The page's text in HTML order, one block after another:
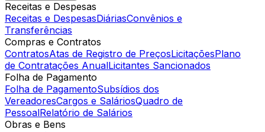
Receitas e Despesas
Receitas e DespesasDiáriasConvênios e
Transferências
Compras e Contratos
ContratosAtas de Registro de PreçosLicitaçõesPlano
de Contratações AnualLicitantes Sancionados
Folha de Pagamento
Folha de PagamentoSubsídios dos
VereadoresCargos e SaláriosQuadro de
PessoalRelatório de Salários
Obras e Bens